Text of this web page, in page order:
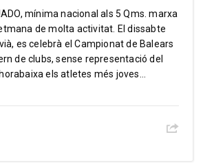
mínima nacional als 5 Qms. marxa
de molta activitat. El dissabte
es celebrà el Campionat de Balears
de clubs, sense representació del
els atletes més joves...